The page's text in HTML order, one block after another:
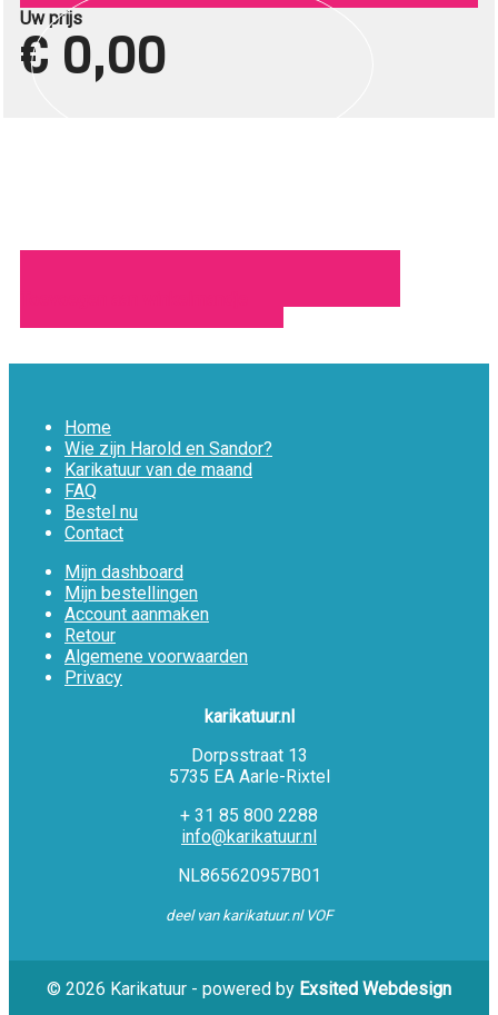
Uw prijs
€ 0,00
Home
Wie zijn Harold en Sandor?
Karikatuur van de maand
FAQ
Bestel nu
Contact
Mijn dashboard
Mijn bestellingen
Account aanmaken
Retour
Algemene voorwaarden
Privacy
karikatuur.nl
Dorpsstraat 13
5735 EA Aarle-Rixtel
+ 31 85 800 2288
info@karikatuur.nl
NL865620957B01
deel van karikatuur.nl VOF
© 2026 Karikatuur - powered by Exsited Webdesign